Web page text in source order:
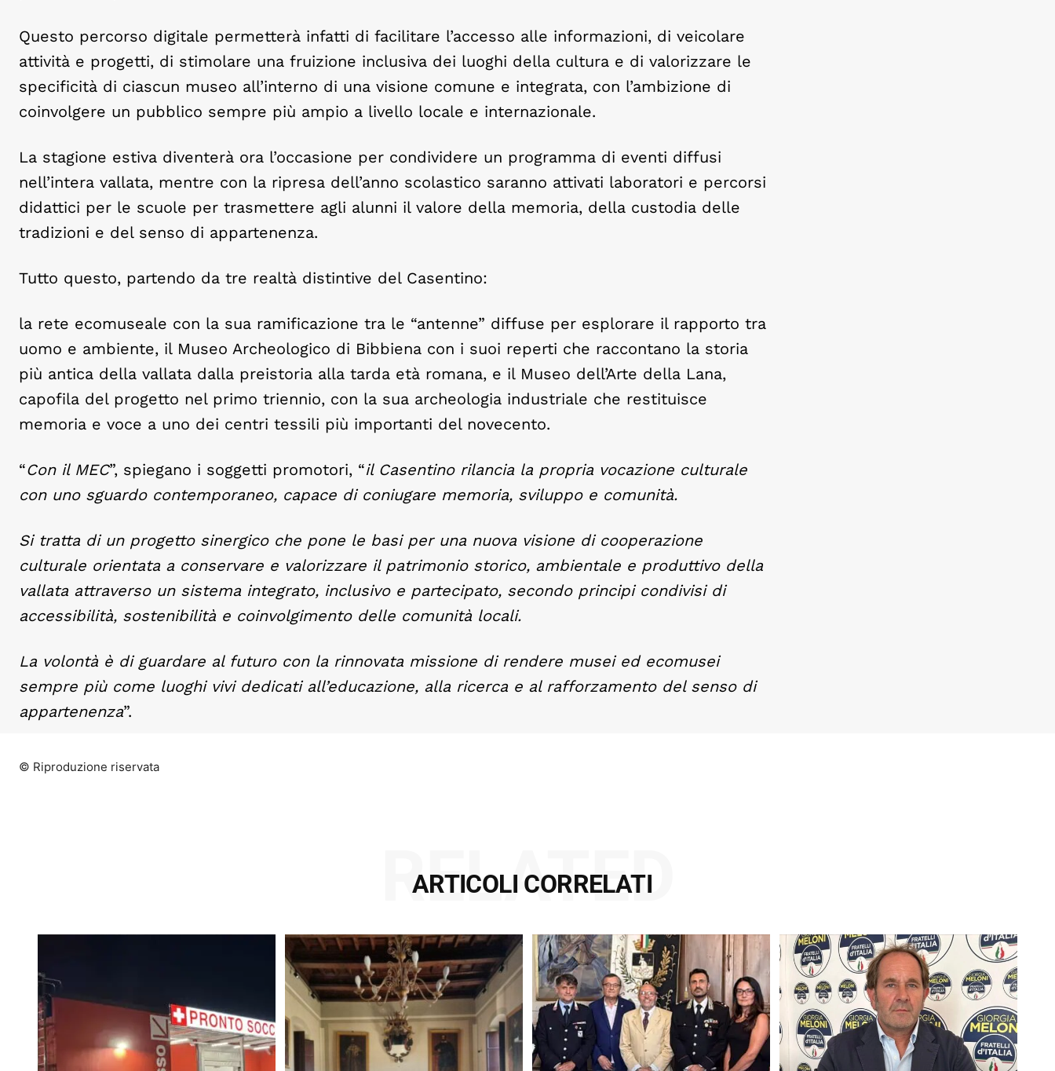
Questo percorso digitale permetterà infatti di facilitare l’accesso alle informazioni, di veicolare
attività e progetti, di stimolare una fruizione inclusiva dei luoghi della cultura e di valorizzare le
specificità di ciascun museo all’interno di una visione comune e integrata, con l’ambizione di
coinvolgere un pubblico sempre più ampio a livello locale e internazionale.
La stagione estiva diventerà ora l’occasione per condividere un programma di eventi diffusi
nell’intera vallata, mentre con la ripresa dell’anno scolastico saranno attivati laboratori e percorsi
didattici per le scuole per trasmettere agli alunni il valore della memoria, della custodia delle
tradizioni e del senso di appartenenza.
Tutto questo, partendo da tre realtà distintive del Casentino:
la rete ecomuseale con la sua ramificazione tra le “antenne” diffuse per esplorare il rapporto tra
uomo e ambiente, il Museo Archeologico di Bibbiena con i suoi reperti che raccontano la storia
più antica della vallata dalla preistoria alla tarda età romana, e il Museo dell’Arte della Lana,
capofila del progetto nel primo triennio, con la sua archeologia industriale che restituisce
memoria e voce a uno dei centri tessili più importanti del novecento.
“Con il MEC”, spiegano i soggetti promotori, “il Casentino rilancia la propria vocazione culturale
con uno sguardo contemporaneo, capace di coniugare memoria, sviluppo e comunità.
Si tratta di un progetto sinergico che pone le basi per una nuova visione di cooperazione
culturale orientata a conservare e valorizzare il patrimonio storico, ambientale e produttivo della
vallata attraverso un sistema integrato, inclusivo e partecipato, secondo principi condivisi di
accessibilità, sostenibilità e coinvolgimento delle comunità locali.
La volontà è di guardare al futuro con la rinnovata missione di rendere musei ed ecomusei
sempre più come luoghi vivi dedicati all’educazione, alla ricerca e al rafforzamento del senso di
appartenenza”.
© Riproduzione riservata
ARTICOLI CORRELATI
RELATED